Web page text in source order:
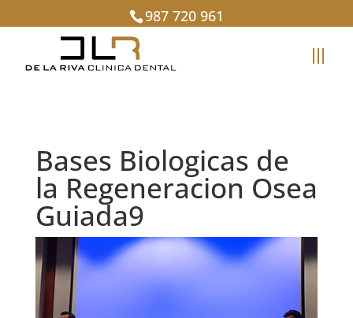
987 720 961
Bases Biologicas de
la Regeneracion Osea
Guiada9